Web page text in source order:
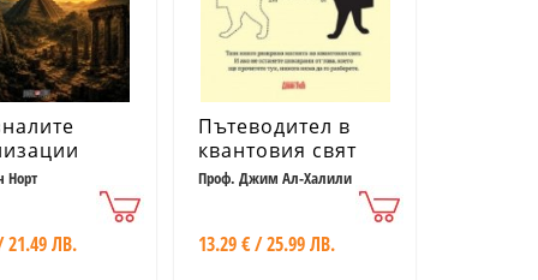
Норт
21.49 ЛВ.
Пътеводител в
квантовия свят
Проф. Джим Ал-Халили
13.29 € / 25.99 ЛВ.